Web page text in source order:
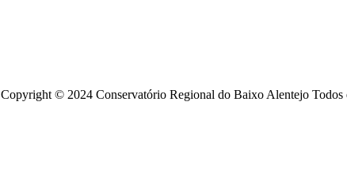
Copyright © 2024 Conservatório Regional do Baixo Alentejo